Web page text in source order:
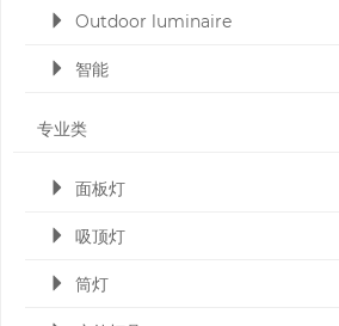
Outdoor luminaire
智能
专业类
面板灯
吸顶灯
筒灯